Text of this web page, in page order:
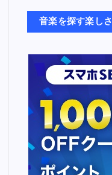
音楽を探す楽しさ